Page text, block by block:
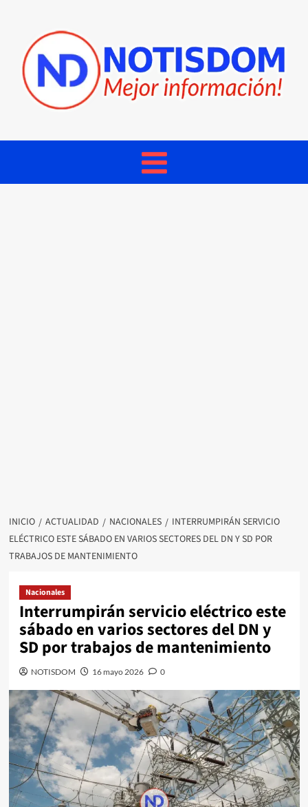
INICIO ACTUALIDAD NACIONALES
INTERRUMPIRÁN SERVICIO
ELÉCTRICO ESTE SÁBADO EN VARIOS SECTORES DEL DN Y SD POR
TRABAJOS DE MANTENIMIENTO
Nacionales
Interrumpirán servicio eléctrico este
sábado en varios sectores del DN y
SD por trabajos de mantenimiento
NOTISDOM 16 mayo 2026 0